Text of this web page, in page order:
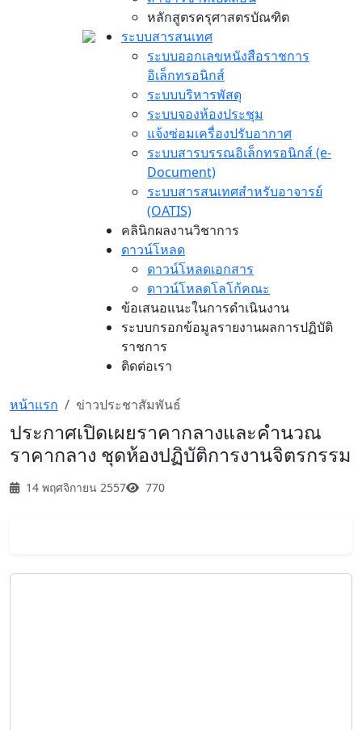
หลักสูตรครุศาสตรบัณฑิต
ระบบสารสนเทศ
ระบบออกเลขหนังสือราชการ
อิเล็กทรอนิกส์
ระบบบริหารพัสดุ
ระบบจองห้องประชุม
แจ้งซ่อมเครื่องปรับอากาศ
ระบบสารบรรณอิเล็กทรอนิกส์ (e-
Document)
ระบบสารสนเทศสำหรับอาจารย์
(OATIS)
คลินิกผลงานวิชาการ
ดาวน์โหลด
ดาวน์โหลดเอกสาร
ดาวน์โหลดโลโก้คณะ
ข้อเสนอแนะในการดำเนินงาน
ระบบกรอกข้อมูลรายงานผลการปฏิบัติ
ราชการ
ติดต่อเรา
หน้าแรก ข่าวประชาสัมพันธ์
ประกาศเปิดเผยราคากลางและคำนวณ
ราคากลาง ชุดห้องปฏิบัติการงานจิตรกรรม
14 พฤศจิกายน 2557 770